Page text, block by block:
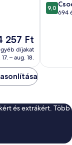
Ft
257 Ft
díjakat
– aug. 18.
9.0
9,0
694
és extrákért. Több